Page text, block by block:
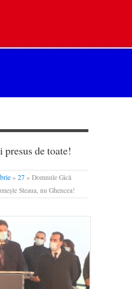
de toate!
» 27 » Domnule Gică
Steaua, nu Ghencea!